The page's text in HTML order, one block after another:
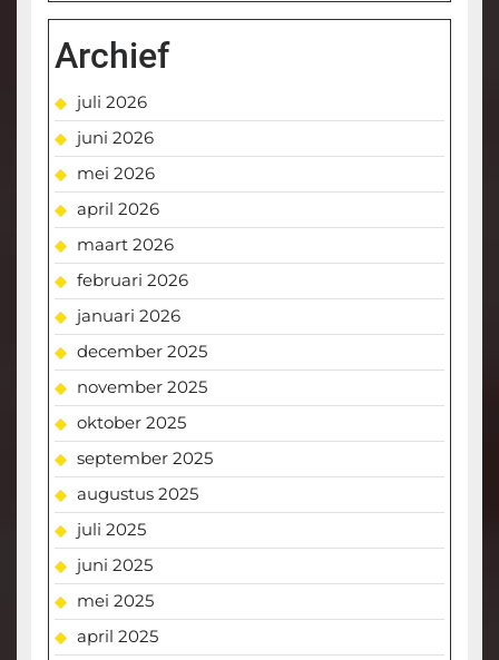
Archief
juli 2026
juni 2026
mei 2026
april 2026
maart 2026
februari 2026
januari 2026
december 2025
november 2025
oktober 2025
september 2025
augustus 2025
juli 2025
juni 2025
mei 2025
april 2025